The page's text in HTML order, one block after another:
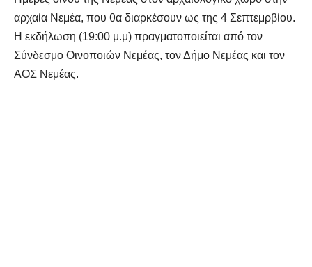
αρχαία Νεμέα, που θα διαρκέσουν ως της 4 Σεπτεμρβίου.
Η εκδήλωση (19:00 μ.μ) πραγματοποιείται από τον
Σύνδεσμο Οινοποιών Νεμέας, τον Δήμο Νεμέας και τον
ΑΟΣ Νεμέας.